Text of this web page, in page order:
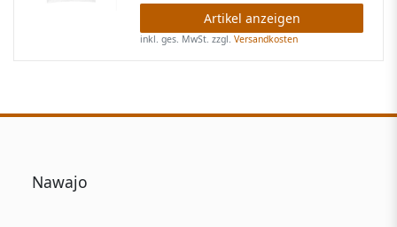
Artikel anzeigen
inkl. ges. MwSt. zzgl.Versandkosten
Nawajo